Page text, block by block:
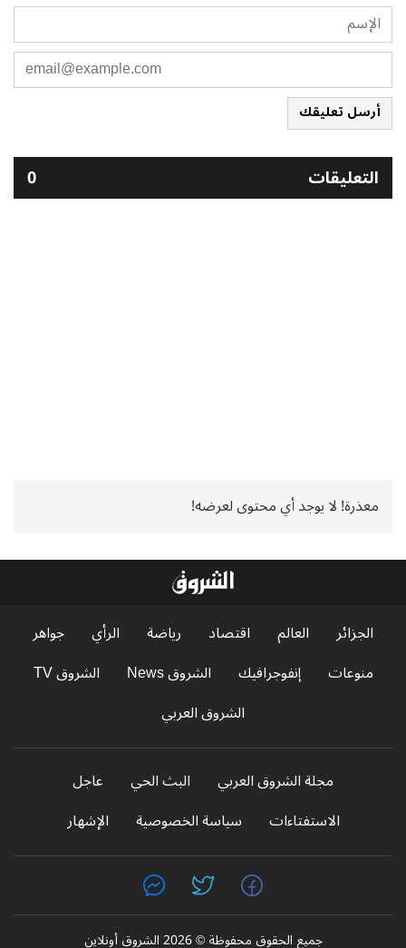
أرسل تعليقك
التعليقات 0
معذرة! لا يوجد أي محتوى لعرضه!
الجزائر العالم اقتصاد رياضة الرأي
جواهر
منوعات
إنفوجرافيك الشروق News
الشروق TV
الشروق العربي
مجلة الشروق العربي البث الحي
عاجل
الاستفتاءات
سياسة الخصوصية الإشهار
جميع الحقوق محفوظة © 2026 الشروق أونلاين